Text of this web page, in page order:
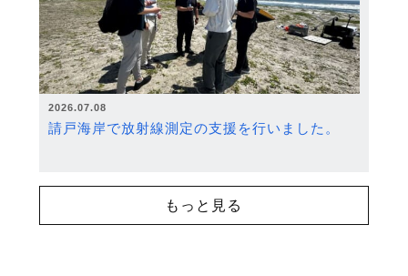
2026.07.08
請戸海岸で放射線測定の支援を行いました。
もっと見る